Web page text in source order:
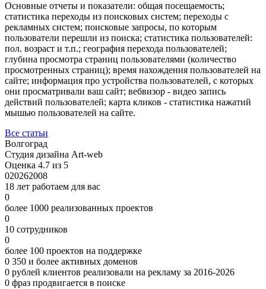
Основные отчеты и показатели: общая посещаемость;
статистика переходы из поисковых систем; переходы с
рекламных систем; поисковые запросы, по которым
пользователи перешли из поиска; статистика пользователей:
пол. возраст и т.п.; география перехода пользователей;
глубина просмотра страниц пользователями (количество
просмотренных страниц); время нахождения пользователей на
сайте; информация про устройства пользователей, с которых
они просматривали ваш сайт; вебвизор - видео запись
действий пользователей; карта кликов - статистика нажатий
мышью пользователей на сайте.
Все статьи
Волгоград
Студия дизайна Art-web
Оценка 4.7 из 5
020262008
18 лет работаем для вас
0
более 1000 реализованных проектов
0
10 сотрудников
0
более 100 проектов на поддержке
0 350 и более активных доменов
0 рублей клиентов реализовали на рекламу за 2016-2026
0 фраз продвигается в поиске